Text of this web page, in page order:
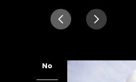
No